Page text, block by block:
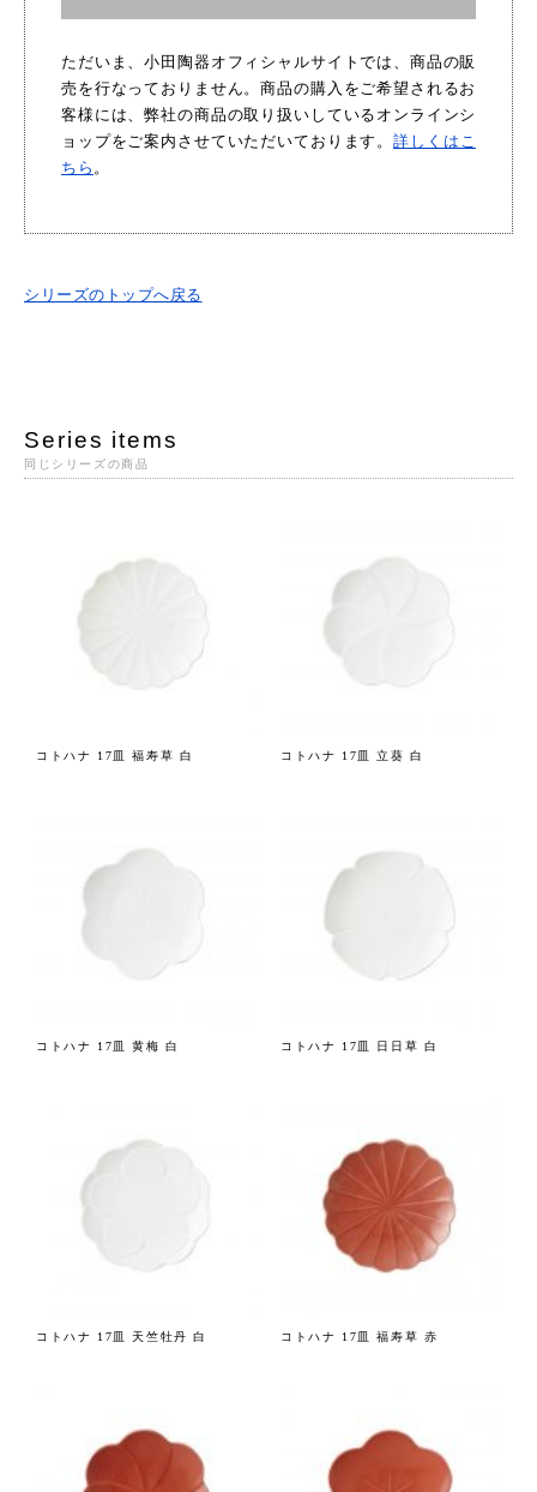
ただいま、小田陶器オフィシャルサイトでは、商品の販
売を行なっておりません。商品の購入をご希望されるお
客様には、弊社の商品の取り扱いしているオンラインシ
ョップをご案内させていただいております。詳しくはこ
ちら 。
シリーズのトップへ戻る
Series items
同じシリーズの商品
コトハナ 17皿 福寿草 白 コトハナ 17皿 立葵 白
コトハナ 17皿 黄梅 白 コトハナ 17皿 日日草 白
コトハナ 17皿 天竺牡丹 白 コトハナ 17皿 福寿草 赤